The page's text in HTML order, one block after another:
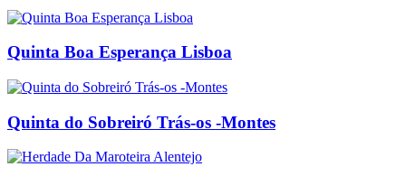
Quinta Boa Esperança Lisboa
Quinta do Sobreiró Trás-os -Montes